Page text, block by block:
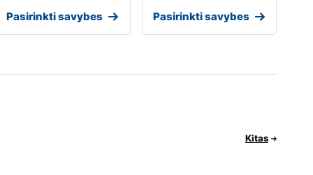
Pasirinkti savybes Pasirinkti savybes
Kitas